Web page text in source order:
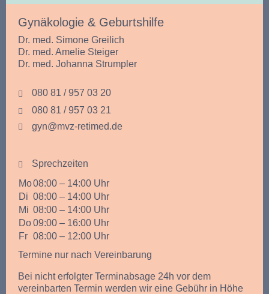
Gynäkologie & Geburtshilfe
Dr. med. Simone Greilich
Dr. med. Amelie Steiger
Dr. med. Johanna Strumpler
080 81 / 957 03 20
080 81 / 957 03 21
gyn@mvz-retimed.de
Sprechzeiten
Mo08:00 – 14:00 Uhr
Di 08:00 – 14:00 Uhr
Mi 08:00 – 14:00 Uhr
Do09:00 – 16:00 Uhr
Fr 08:00 – 12:00 Uhr
Termine nur nach Vereinbarung
Bei nicht erfolgter Terminabsage 24h vor dem
vereinbarten Termin werden wir eine Gebühr in Höhe